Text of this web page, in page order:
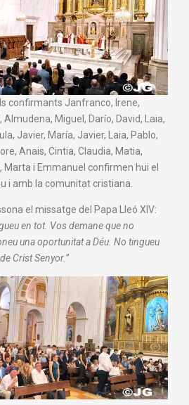
confirmants Janfranco, Irene,
Almudena, Miguel , Darío, David, Laia,
Javier, María, Javier, Laia, Pablo,
, Anais, Cintia, Claudia, Matia,
Marta i Emmanuel confirmen hui el
i amb la comunitat cristiana.
el missatge del Papa Lleó XIV:
en tot. Vos demane que no
una oportunitat a Déu. No tingueu
Crist Senyor.”